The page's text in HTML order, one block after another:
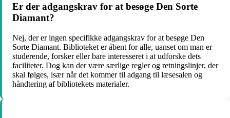
Er der adgangskrav for at besøge Den Sorte
Diamant?
Nej, der er ingen specifikke adgangskrav for at besøge Den
Sorte Diamant. Biblioteket er åbent for alle, uanset om man er
studerende, forsker eller bare interesseret i at udforske dets
faciliteter. Dog kan der være særlige regler og retningslinjer, der
skal følges, især når det kommer til adgang til læsesalen og
håndtering af bibliotekets materialer.